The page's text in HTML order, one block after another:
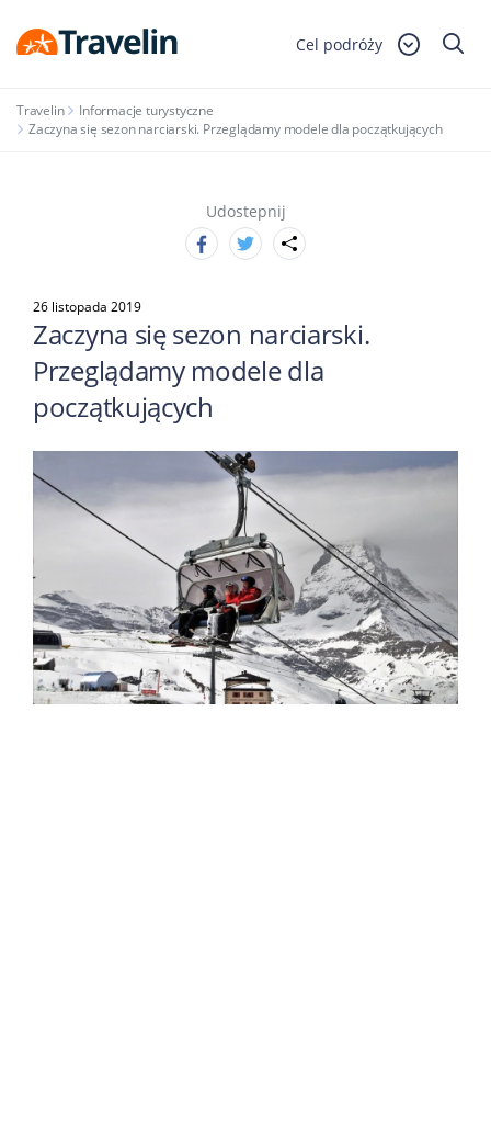
Cel podróży
Travelin
Informacje turystyczne
Zaczyna się sezon narciarski. Przeglądamy modele dla początkujących
Udostepnij
26 listopada 2019
Zaczyna się sezon narciarski.
Przeglądamy modele dla
początkujących